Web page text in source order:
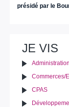
présidé par le
JE VIS
Commerces/
CPAS